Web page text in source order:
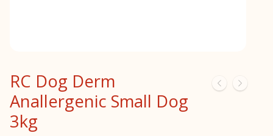
RC Dog Derm
Anallergenic Small Dog
3kg